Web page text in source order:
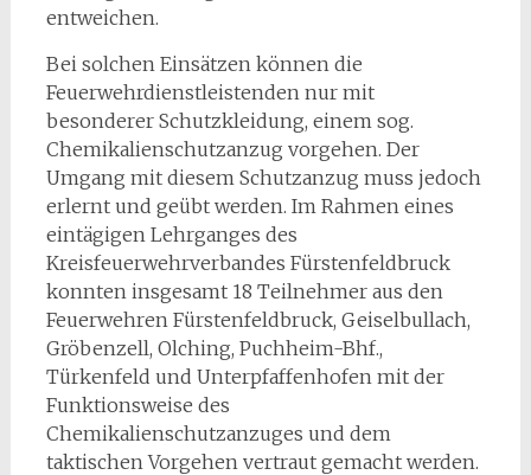
entweichen.
Bei solchen Einsätzen können die
Feuerwehrdienstleistenden nur mit
besonderer Schutzkleidung, einem sog.
Chemikalienschutzanzug vorgehen. Der
Umgang mit diesem Schutzanzug muss jedoch
erlernt und geübt werden. Im Rahmen eines
eintägigen Lehrganges des
Kreisfeuerwehrverbandes Fürstenfeldbruck
konnten insgesamt 18 Teilnehmer aus den
Feuerwehren Fürstenfeldbruck, Geiselbullach,
Gröbenzell, Olching, Puchheim-Bhf.,
Türkenfeld und Unterpfaffenhofen mit der
Funktionsweise des
Chemikalienschutzanzuges und dem
taktischen Vorgehen vertraut gemacht werden.